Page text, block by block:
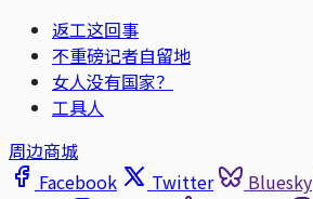
返工这回事
不重磅记者自留地
女人没有国家？
工具人
周边商城
Facebook
Twitter Bluesky